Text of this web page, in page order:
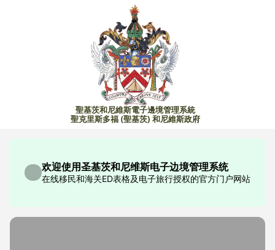
聖基茨和尼維斯電子邊境管理系統
聖克里斯多福 (聖基茨) 和尼維斯政府
欢迎使用圣基茨和尼维斯电子边境管理系统
在线移民和海关ED表格及电子旅行授权的官方门户网站